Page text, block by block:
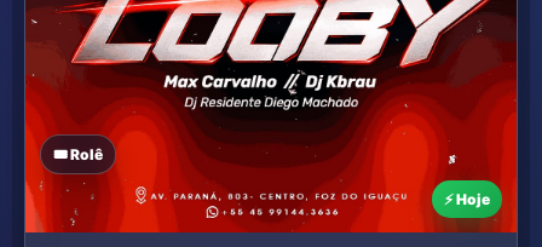
🎟️ Rolê
⚡ Hoje